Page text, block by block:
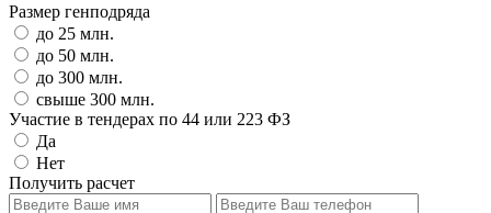
Размер генподряда
до 25 млн.
до 50 млн.
до 300 млн.
свыше 300 млн.
Участие в тендерах по 44 или 223 ФЗ
Да
Нет
Получить расчет